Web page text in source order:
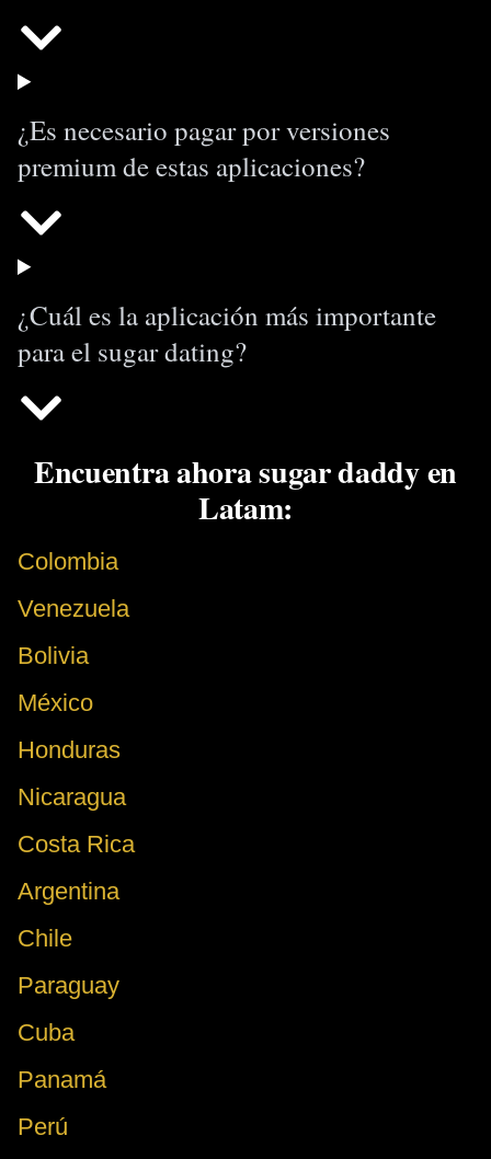
¿Es necesario pagar por versiones
premium de estas aplicaciones?
¿Cuál es la aplicación más importante
para el sugar dating?
Encuentra ahora sugar daddy en
Latam:
Colombia
Venezuela
Bolivia
México
Honduras
Nicaragua
Costa Rica
Argentina
Chile
Paraguay
Cuba
Panamá
Perú